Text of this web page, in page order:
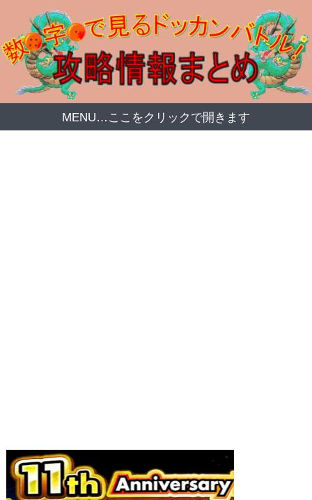
MENU…ここをクリックで開きます